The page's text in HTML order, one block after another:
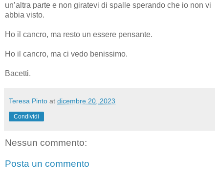
un’altra parte e non giratevi di spalle sperando che io non vi
abbia visto.
Ho il cancro, ma resto un essere pensante.
Ho il cancro, ma ci vedo benissimo.
Bacetti.
Teresa Pinto at dicembre 20, 2023
Condividi
Nessun commento:
Posta un commento